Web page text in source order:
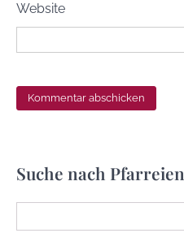
Website
Suche nach Pfarreien